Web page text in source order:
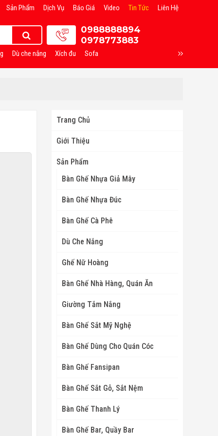
Sản Phẩm Dịch Vụ Báo Giá Video Tin Tức Liên Hệ
0988888894
0978773883
Dù che nắng Xích đu Sofa
Trang Chủ
Giới Thiệu
Sản Phẩm
Bàn Ghế Nhựa Giả Mây
Bàn Ghế Nhựa Đúc
Bàn Ghế Cà Phê
Dù Che Nắng
Ghế Nữ Hoàng
Bàn Ghế Nhà Hàng, Quán Ăn
Giường Tắm Nắng
Bàn Ghế Sắt Mỹ Nghệ
Bàn Ghế Dùng Cho Quán Cóc
Bàn Ghế Fansipan
Bàn Ghế Sắt Gỗ, Sắt Nệm
Bàn Ghế Thanh Lý
Bàn Ghế Bar, Quầy Bar